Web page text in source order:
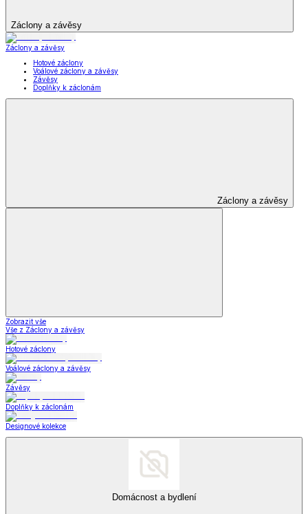
Záclony a závěsy
Záclony a závěsy
Hotové záclony
Voálové záclony a závěsy
Závěsy
Doplňky k záclonám
Záclony a závěsy
Zobrazit vše
Vše z Záclony a závěsy
Hotové záclony
Voálové záclony a závěsy
Závěsy
Doplňky k záclonám
Designové kolekce
Domácnost a bydlení